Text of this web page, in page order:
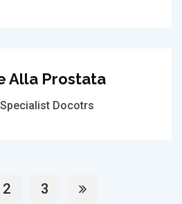
Alla Prostata
Specialist Docotrs
2 3